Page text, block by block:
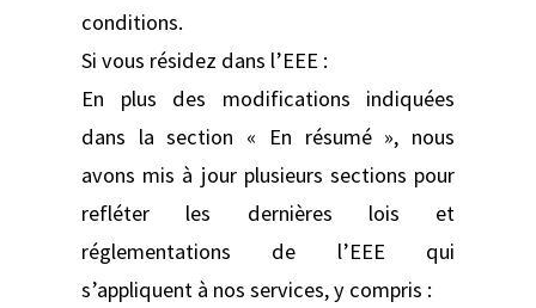
conditions.
Si vous résidez dans l’EEE :
En plus des modifications indiquées
dans la section « En résumé », nous
avons mis à jour plusieurs sections pour
refléter les dernières lois et
réglementations de l’EEE qui
s’appliquent à nos services, y compris :